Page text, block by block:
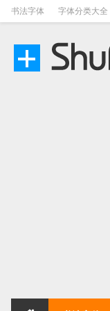
书法字体 字体分类大全